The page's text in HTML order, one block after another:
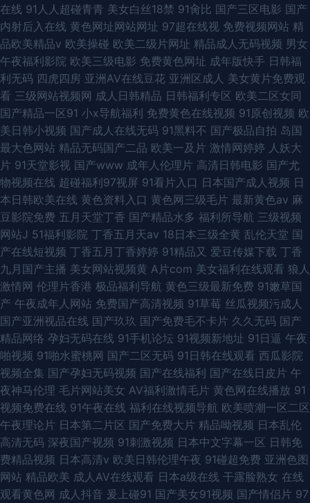
在线 91人人超碰青青 美女白丝18禁 91肏比 国产三区电影 国产
内射后入在线 黄色网址网站网址 97超在线视 免费视频网站 精
品欧美精品v 欧美操碰 欧美二级片网址 精品成人无码视频 男女
午夜福利影院 欧美三级电影 免费黄色网址 成年版快手 日韩福
利无码 四虎四房 亚洲AV在线豆花 亚洲区成人 美女黄片免费观
看 三级网站视频网 成人日韩精品 日韩福利专区 欧美二区女同
国产精品一区91 小x导航福利 免费黄色在线视频 91原创视频 欧
美日韩小视频 国产成人在线无码 91黑料不 国产极品自拍 岛国
最大色网站 精品无码国产二品 欧美一及片 激情网婷婷 人妖大
片 91天堂影视 国产www 成年人伦理片 高清日韩电影 国产尤
物视频在线 超碰福利97视屏 91看片入口 日本国产成人视频 日
本日韩欧美在线 黄色资料入口 黄色网三级毛片 最新黄色av 麻
豆影院免费 五月天堂丁香 国产精品水多 福利所导航 三级视频
网站J 51福利影院 丁香五月天av 18日本三级全黄 乱伦天堂 国
产在线短视频 丁香五月丁香婷婷 91精品又 爱豆传媒下载 丁香
九月国产主播 美女网站视频黄 A片com 美女福利在线观看 狼人
激情网 伦理片香港 极品福利导航 黄色三级最新免费 91嫩草国
产 午夜成年人网站 免费国产高清视频 91草莓 丝瓜视频污成人
国产亚洲视品在线 国产玖玖 国产免费毛不卡片 久久无码 国产
精品网络 孕妇无码在线 91手机论坛 91视频新地址 91日逼 午夜
啪视频 91啪水蜜桃网 国产二区无码 91日韩在线观看 西瓜影院
视频全集 国产孕妇无码视频 国产在线福利 国产在线日皮片 午
夜神马伦理 毛片网站美女 AV福利激情毛片 黄色网在线播放 91
视频免费在线 91午夜在线 福利在线视频导航 欧美喷潮一区二区
午夜理论片 日本第二片区 国产免费大片 精品呦视频 日本乱伦
高清无码 深夜国产视频 91刺激视频 日本中文字幕一区 日韩免
费精品视频 日本高清v 欧美日韩伦理午夜 91碰超免费 亚洲色图
网站 精品欧美 成人AV在线观看 日本a级在线 干露脸熟女 在线
观看黄色网 成人抖音 爰上碰91 国产美女91视频 国产情侣片 97